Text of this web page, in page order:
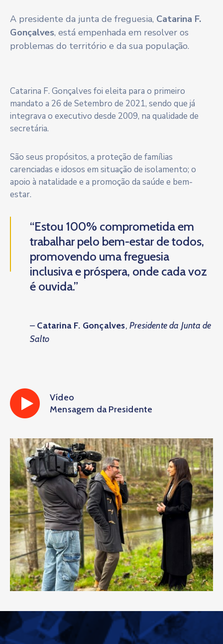
A presidente da junta de freguesia, Catarina F.
Gonçalves, está empenhada em resolver os
problemas do território e da sua população.
Catarina F. Gonçalves foi eleita para o primeiro
mandato a 26 de Setembro de 2021, sendo que já
integrava o executivo desde 2009, na qualidade de
secretária.
São seus propósitos, a proteção de famílias
carenciadas e idosos em situação de isolamento; o
apoio à natalidade e a promoção da saúde e bem-
estar.
“Estou 100% comprometida em
trabalhar pelo bem-estar de todos,
promovendo uma freguesia
inclusiva e próspera, onde cada voz
é ouvida.”
– Catarina F. Gonçalves, Presidente da Junta de
Salto
Vídeo
Mensagem da Presidente